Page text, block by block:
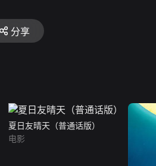
分享
夏日友晴天（普通话版）
电影